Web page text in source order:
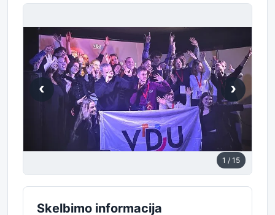
‹ ›
1 / 15
Skelbimo informacija